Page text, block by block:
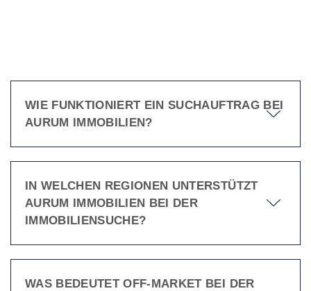
WIE FUNKTIONIERT EIN SUCHAUFTRAG BEI
AURUM IMMOBILIEN?
IN WELCHEN REGIONEN UNTERSTÜTZT
AURUM IMMOBILIEN BEI DER
IMMOBILIENSUCHE?
WAS BEDEUTET OFF-MARKET BEI DER